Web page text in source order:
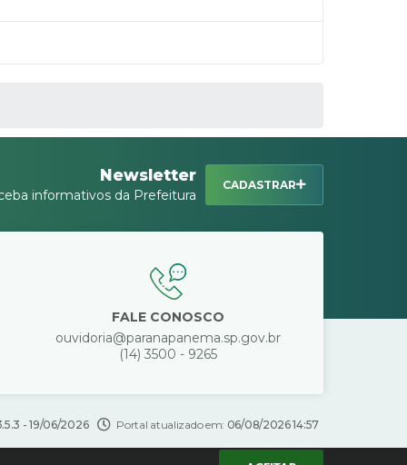
Newsletter
informativos da Prefeitura
CADASTRAR
FALE CONOSCO
ouvidoria@paranapanema.sp.gov.br
(14) 3500 - 9265
- 19/06/2026 Portal atualizado em: 06/08/2026 14:57